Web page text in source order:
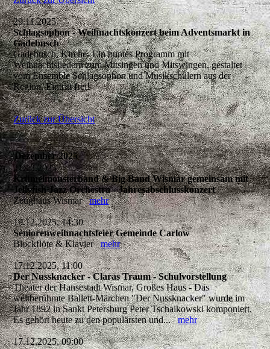
29.11.2025
Schlagsophon - Weihnachtskonzert beim Adventsmarkt in
Gadebusch
Gadebusch, Kirche- Ein buntes Programm mit
Weihnachtsliedern zum Mitsingen und Mitswingen, gestaltet
vom Ensemble Schlagsophon und Musikschülern aus der
Region. Eintritt frei!
Zurück zur Übersicht
Dezember 2025
21.12.2025
Krümelmonsterband & Big Band Wismar gemeinsam mit
Jellyfish Jazz Orchestra - Jahresabschlusskonzert
Zeughaus Wismarmehr
19.12.2025, 14:30
Seniorenweihnachtsfeier Gemeinde Carlow
Blockflöte & Klaviermehr
17.12.2025, 11:00
Der Nussknacker - Claras Traum - Schulvorstellung
Theater der Hansestadt Wismar, Großes Haus - Das
weltberühmte Ballett-Märchen "Der Nussknacker" wurde im
Jahr 1892 in Sankt Petersburg Peter Tschaikowski komponiert.
Es gehört heute zu den populärsten und...mehr
17.12.2025, 09:00